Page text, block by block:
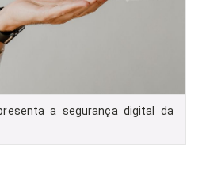
a segurança digital da